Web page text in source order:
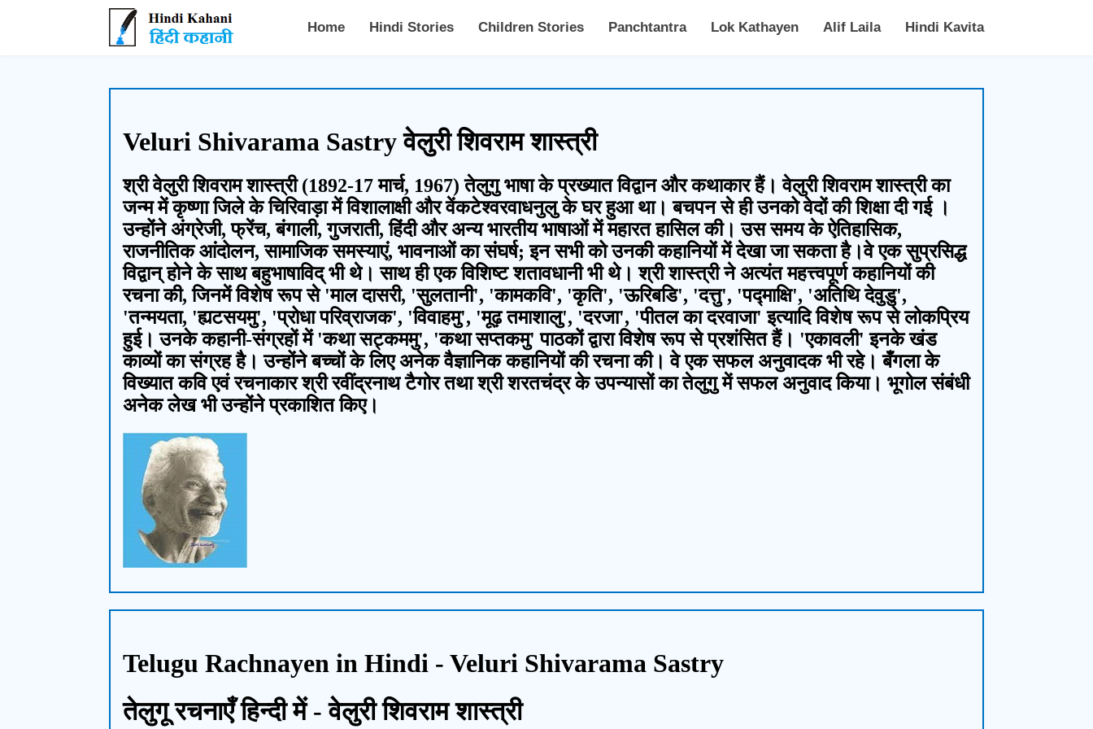
Hindi Kahani - हिंदी कहानी
Home Hindi Stories Children Stories Panchtantra Lok Kathayen Alif Laila Hindi Kavita
Veluri Shivarama Sastry वेलुरी शिवराम शास्त्री
श्री वेलुरी शिवराम शास्त्री (1892-17 मार्च, 1967) तेलुगु भाषा के प्रख्यात विद्वान और कथाकार हैं। वेलुरी शिवराम शास्त्री का
जन्म में कृष्णा जिले के चिरिवाड़ा में विशालाक्षी और वेंकटेश्वरवाधनुलु के घर हुआ था। बचपन से ही उनको वेदों की शिक्षा दी गई ।
उन्होंने अंग्रेजी, फ्रेंच, बंगाली, गुजराती, हिंदी और अन्य भारतीय भाषाओं में महारत हासिल की। उस समय के ऐतिहासिक,
राजनीतिक आंदोलन, सामाजिक समस्याएं, भावनाओं का संघर्ष; इन सभी को उनकी कहानियों में देखा जा सकता है।वे एक सुप्रसिद्ध
विद्वान् होने के साथ बहुभाषाविद् भी थे। साथ ही एक विशिष्ट शतावधानी भी थे। श्री शास्त्री ने अत्यंत महत्त्वपूर्ण कहानियों की
रचना की, जिनमें विशेष रूप से 'माल दासरी, 'सुलतानी', 'कामकवि', 'कृति', 'ऊरिबडि', 'दत्तु', 'पद्माक्षि', 'अतिथि देवुडु',
'तन्मयता, 'ह्यटसयमु', 'प्रोधा परिव्राजक', 'विवाहमु', 'मूढ़ तमाशालु', 'दरजा', 'पीतल का दरवाजा' इत्यादि विशेष रूप से लोकप्रिय
हुई। उनके कहानी-संग्रहों में 'कथा सट्कममु', 'कथा सप्तकमु' पाठकों द्वारा विशेष रूप से प्रशंसित हैं। 'एकावली' इनके खंड
काव्यों का संग्रह है। उन्होंने बच्चों के लिए अनेक वैज्ञानिक कहानियों की रचना की। वे एक सफल अनुवादक भी रहे। बँगला के
विख्यात कवि एवं रचनाकार श्री रवींद्रनाथ टैगोर तथा श्री शरतचंद्र के उपन्यासों का तेलुगु में सफल अनुवाद किया। भूगोल संबंधी
अनेक लेख भी उन्होंने प्रकाशित किए।
Telugu Rachnayen in Hindi - Veluri Shivarama Sastry
तेलुगू रचनाएँ हिन्दी में - वेलुरी शिवराम शास्त्री